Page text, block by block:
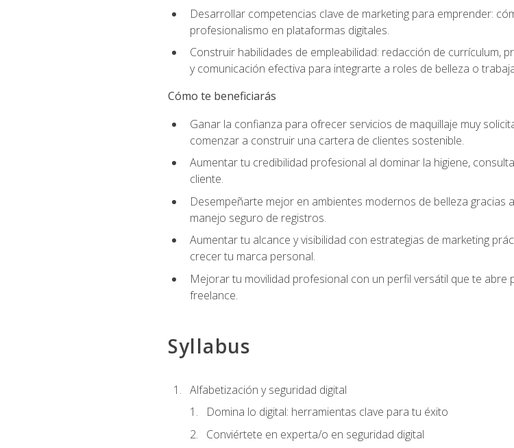
Desarrollar competencias clave de marketing para emprender:
profesionalismo en plataformas digitales.
Construir habilidades de empleabilidad: redacción de
y comunicación efectiva para integrarte a roles de belleza o
Cómo te beneficiarás
Ganar la confianza para ofrecer servicios de maquillaje muy
comenzar a construir una cartera de clientes sostenible.
Aumentar tu credibilidad profesional al dominar la higiene,
cliente.
Desempeñarte mejor en ambientes modernos de belleza gracias
manejo seguro de registros.
Aumentar tu alcance y visibilidad con estrategias de marketing
crecer tu marca personal.
Mejorar tu movilidad profesional con un perfil versátil que te
freelance.
Syllabus
Alfabetización y seguridad digital
Domina lo digital: herramientas clave para tu éxito
Conviértete en experta/o en seguridad digital